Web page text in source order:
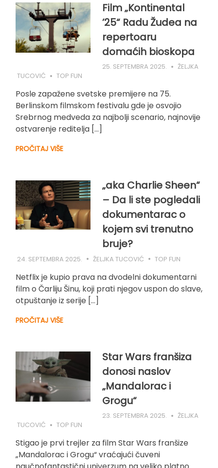
Film „Kontinental
’25“ Radu Žudea na
repertoaru
domaćih bioskopa
25. SEPTEMBRA 2025.
ŽELJKA
TUCOVIĆ
TOP FUN
Posle zapažene svetske premijere na 75.
Berlinskom filmskom festivalu gde je osvojio
Srebrnog medveda za najbolji scenario, najnovije
ostvarenje reditelja […]
PROČITAJ VIŠE
„aka Charlie Sheen“
– Da li ste pogledali
dokumentarac o
kojem svi trenutno
bruje?
24. SEPTEMBRA 2025. ŽELJKA TUCOVIĆ TOP FUN
Netflix je kupio prava na dvodelni dokumentarni
film o Čarliju Šinu, koji prati njegov uspon do slave,
otpuštanje iz serije […]
PROČITAJ VIŠE
Star Wars franšiza
donosi naslov
„Mandalorac i
Grogu“
23. SEPTEMBRA 2025.
ŽELJKA
TUCOVIĆ
TOP FUN
Stigao je prvi trejler za film Star Wars franšize
„Mandalorac i Grogu“ vraćajući čuveni